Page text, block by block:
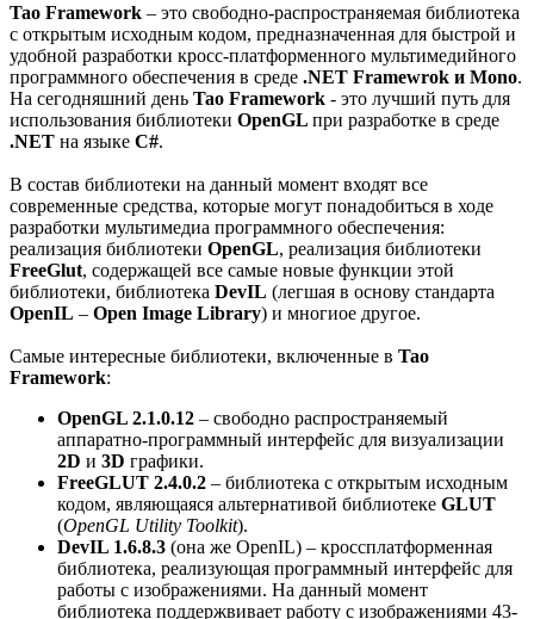
Tao Framework – это свободно-распространяемая библиотека
с открытым исходным кодом, предназначенная для быстрой и
удобной разработки кросс-платформенного мультимедийного
программного обеспечения в среде .NET Framewrok и Mono.
На сегодняшний день Tao Framework - это лучший путь для
использования библиотеки OpenGL при разработке в среде
.NET на языке C#.
В состав библиотеки на данный момент входят все
современные средства, которые могут понадобиться в ходе
разработки мультимедиа программного обеспечения:
реализация библиотеки OpenGL, реализация библиотеки
FreeGlut, содержащей все самые новые функции этой
библиотеки, библиотека DevIL (легшая в основу стандарта
OpenIL – Open Image Library) и многиое другое.
Самые интересные библиотеки, включенные в Tao
Framework:
OpenGL 2.1.0.12 – свободно распространяемый
аппаратно-программный интерфейс для визуализации
2D и 3D графики.
FreeGLUT 2.4.0.2 – библиотека с открытым исходным
кодом, являющаяся альтернативой библиотеке GLUT
(OpenGL Utility Toolkit).
DevIL 1.6.8.3 (она же OpenIL) – кроссплатформенная
библиотека, реализующая программный интерфейс для
работы с изображениями. На данный момент
библиотека поддержвивает работу с изображениями 43-